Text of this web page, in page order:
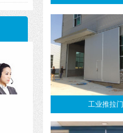
工业推拉门